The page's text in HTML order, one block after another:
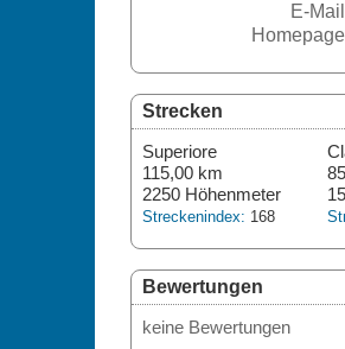
E-Mail
Homepage
Strecken
Superiore
115,00 km
2250 Höhenmeter
Streckenindex: 168
Bewertungen
keine Bewertungen